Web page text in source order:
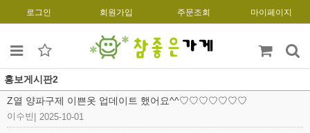
로그인 회원가입 주문조회 마이페이지
홍보게시판2
Z열 양파구제 이쁜옷 업데이트 했어요^^♡♡♡♡♡♡♡
이수빈 2025-10-01